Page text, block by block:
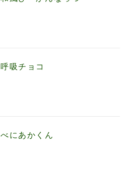
呼吸チョコ
べにあかくん